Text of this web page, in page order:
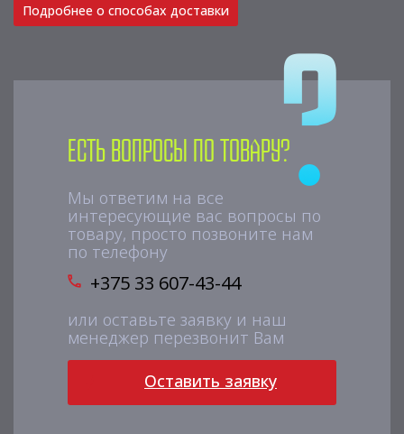
Подробнее о способах доставки
Есть вопросы по товару?
Мы ответим на все
интересующие вас вопросы по
товару, просто позвоните нам
по телефону
+375 33 607-43-44
или оставьте заявку и наш
менеджер перезвонит Вам
Оставить заявку